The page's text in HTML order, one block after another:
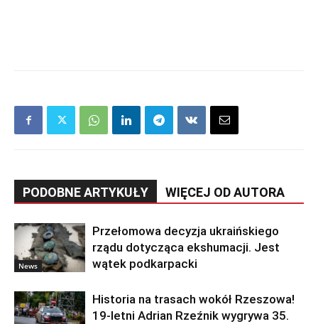
PODOBNE ARTYKUŁY WIĘCEJ OD AUTORA
News
Przełomowa decyzja ukraińskiego
rządu dotycząca ekshumacji. Jest
wątek podkarpacki
Historia na trasach wokół Rzeszowa!
19-letni Adrian Rzeźnik wygrywa 35.